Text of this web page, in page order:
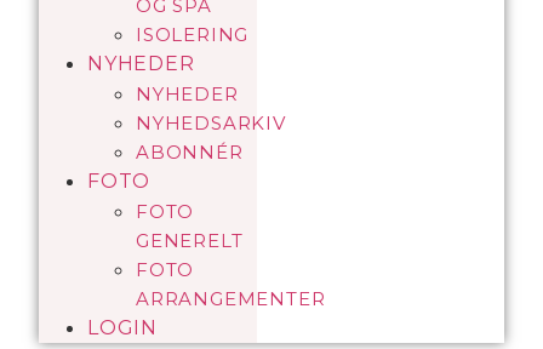
OG SPA
ISOLERING
NYHEDER
NYHEDER
NYHEDSARKIV
ABONNÉR
FOTO
FOTO
GENERELT
FOTO
ARRANGEMENTER
LOGIN